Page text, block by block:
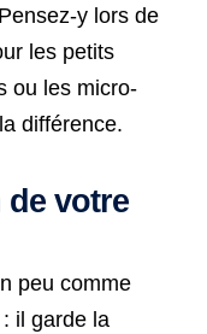
y lors de
les petits
ou les micro-
différence.
de votre
peu comme
il garde la